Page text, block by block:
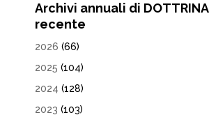
Archivi annuali di DOTTRINA
recente
2026 (66)
2025 (104)
2024 (128)
2023 (103)